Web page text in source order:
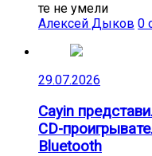
те не умели
Алексей Дыков 0
29.07.2026
Cayin
CD-
Bluetooth